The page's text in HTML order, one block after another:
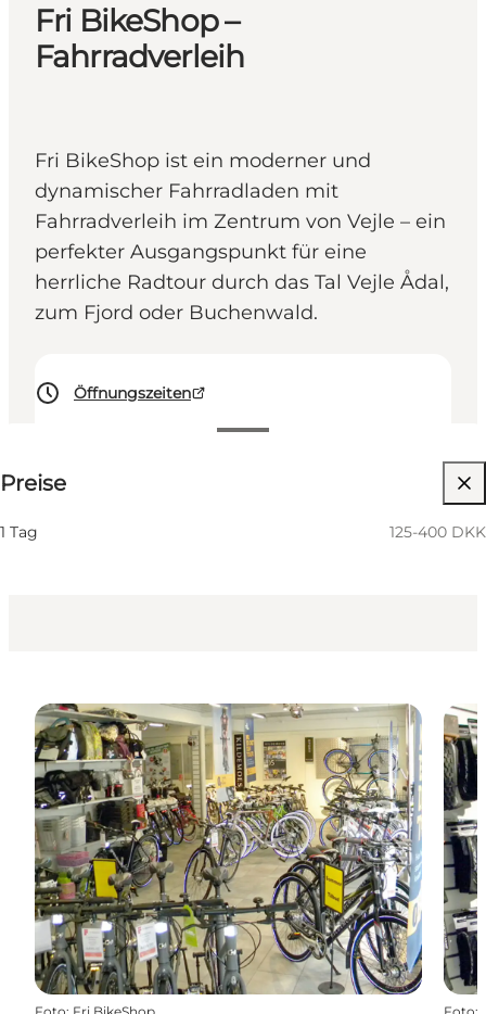
Fri BikeShop –
Fahrradverleih
Fri BikeShop ist ein moderner und
dynamischer Fahrradladen mit
Fahrradverleih im Zentrum von Vejle – ein
perfekter Ausgangspunkt für eine
herrliche Radtour durch das Tal Vejle Ådal,
zum Fjord oder Buchenwald.
Öffnungszeiten
Preise
1 Tag 125-400 DKK
Kinder, Freunde, Mein Partner, Mir selbst, Mein